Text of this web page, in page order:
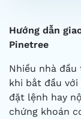
Hướng dẫn
Pinetree
Nhiều nhà
khi bắt đầu
đặt lệnh hay
chứng khoán